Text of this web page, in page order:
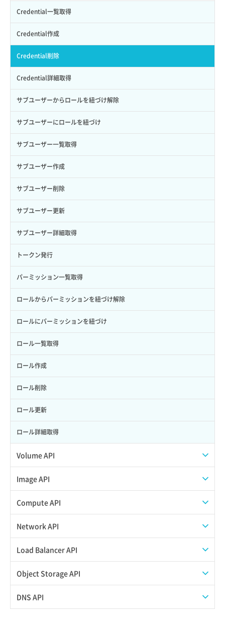
APIでVPSを作成する
API情報を確認する
Credential一覧取得
Credential作成
Credential削除
Credential詳細取得
サブユーザーからロールを紐づけ解除
サブユーザーにロールを紐づけ
サブユーザー一覧取得
サブユーザー作成
サブユーザー削除
サブユーザー更新
サブユーザー詳細取得
トークン発行
パーミッション一覧取得
ロールからパーミッションを紐づけ解除
ロールにパーミッションを紐づけ
ロール一覧取得
ロール作成
ロール削除
ロール更新
ロール詳細取得
Volume API
スナップショット一覧取得
スナップショット作成
スナップショット削除
スナップショット詳細取得（アイテム指定）
バックアップリストア
Image API
ISOイメージアップロード
ISOイメージ作成
イメージ一覧取得
イメージ保存容量変更
Compute API
ISOイメージ挿入/排出
SSHキーペア一覧取得
SSHキーペア作成
Network API
QoSポリシー一覧取得
QoSポリシー詳細取得
サブネット一覧取得
Load Balancer API
プール一覧取得
プール作成
Object Storage API
Web公開
DNS API